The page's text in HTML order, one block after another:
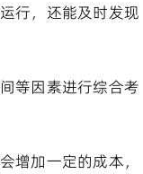
行，还能及时发现
等因素进行综合考
加一定的成本，